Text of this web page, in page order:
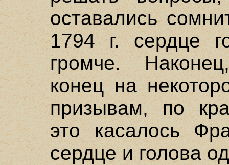
оставались
1794 г. сердце
громче.
конец на
призывам, по
это касалось
сердце и голова